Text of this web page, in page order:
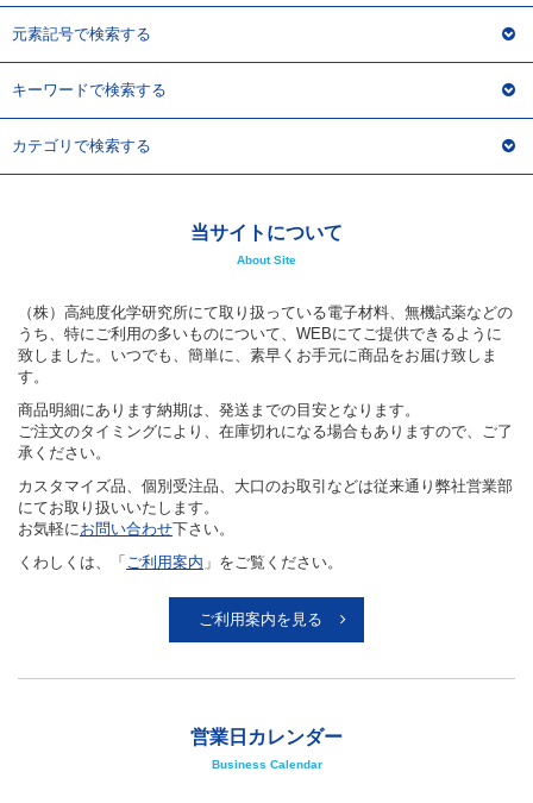
元素記号で検索する
キーワードで検索する
カテゴリで検索する
当サイトについて
About Site
（株）高純度化学研究所にて取り扱っている電子材料、無機試薬などの
うち、特にご利用の多いものについて、WEBにてご提供できるように
致しました。いつでも、簡単に、素早くお手元に商品をお届け致しま
す。
商品明細にあります納期は、発送までの目安となります。
ご注文のタイミングにより、在庫切れになる場合もありますので、ご了
承ください。
カスタマイズ品、個別受注品、大口のお取引などは従来通り弊社営業部
にてお取り扱いいたします。
お気軽にお問い合わせ下さい。
くわしくは、「 ご利用案内 」をご覧ください。
ご利用案内を見る
営業日カレンダー
Business Calendar